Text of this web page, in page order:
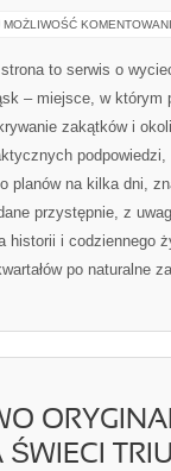
MOŻLIWOŚĆ
to serwis o
– miejsce, w którym
zakątków i
planów na kilka dni,
przystępnie, z
i codziennego
po naturalne